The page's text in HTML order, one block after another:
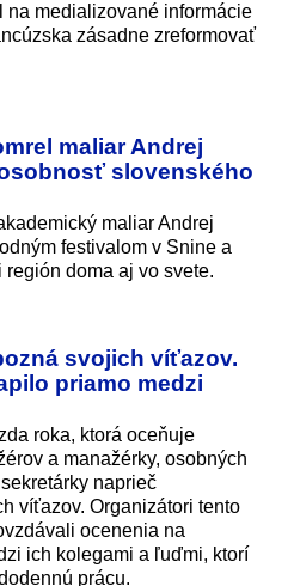
na medializované informácie
zásadne zreformovať
maliar Andrej
slovenského
maliar Andrej
festivalom v Snine a
doma aj vo svete.
svojich víťazov.
priamo medzi
roka, ktorá oceňuje
a manažérky, osobných
naprieč
víťazov. Organizátori tento
ocenenia na
ich kolegami a ľuďmi, ktorí
prácu.